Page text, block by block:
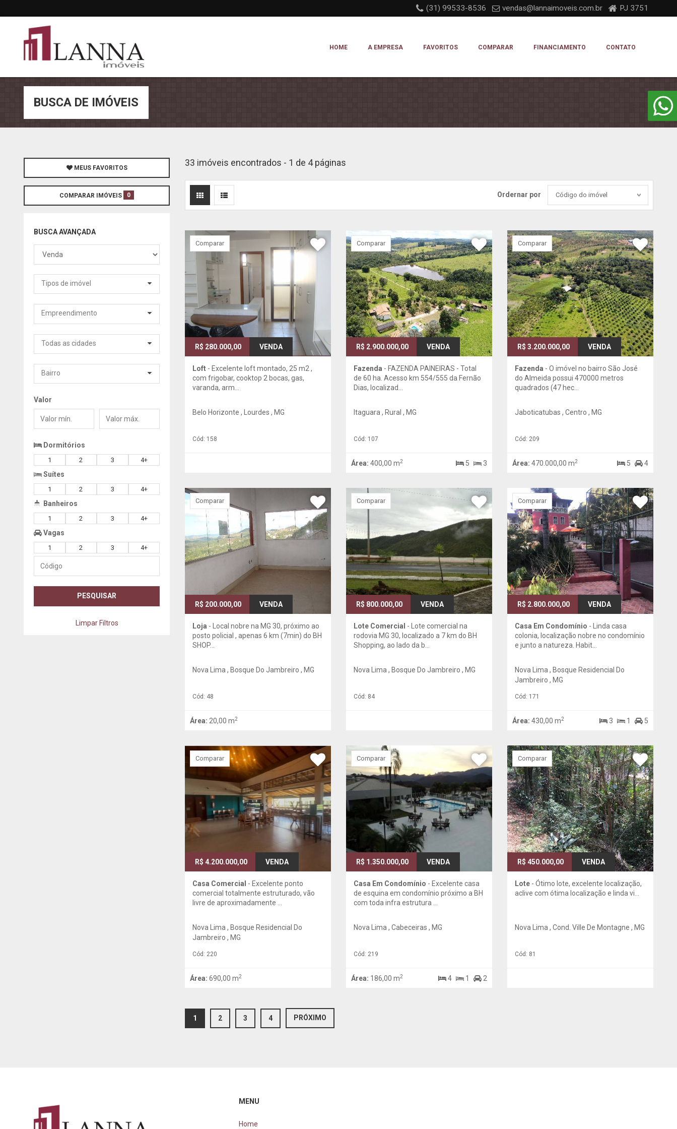
(31) 99533-8536 vendas@lannaimoveis.com.br PJ 3751
HOME A EMPRESA FAVORITOS COMPARAR FINANCIAMENTO CONTATO
BUSCA DE IMÓVEIS
33 imóveis encontrados - 1 de 4 páginas
Ordernar por Código do imóvel
R$ 280.000,00 VENDA
Comparar
Loft - Excelente loft montado, 25 m2 ,
com frigobar, cooktop 2 bocas, gas,
varanda, arm...
Belo Horizonte , Lourdes , MG
Cód: 158
R$ 2.900.000,00 VENDA
Comparar
Fazenda - FAZENDA PAINEIRAS - Total
de 60 ha. Acesso km 554/555 da Fernão
Dias, localizad...
Itaguara , Rural , MG
Cód: 107
Área: 400,00 m2 5 3
R$ 3.200.000,00 VENDA
Comparar
Fazenda - O imóvel no bairro São José
do Almeida possui 470000 metros
quadrados (47 hec...
Jaboticatubas , Centro , MG
Cód: 209
Área: 470.000,00 m2 5 4
R$ 200.000,00 VENDA
Comparar
Loja - Local nobre na MG 30, próximo ao
posto policial , apenas 6 km (7min) do BH
SHOP...
Nova Lima , Bosque Do Jambreiro , MG
Cód: 48
Área: 20,00 m2
R$ 800.000,00 VENDA
Comparar
Lote Comercial - Lote comercial na
rodovia MG 30, localizado a 7 km do BH
Shopping, ao lado da b...
Nova Lima , Bosque Do Jambreiro , MG
Cód: 84
R$ 2.800.000,00 VENDA
Comparar
Casa Em Condomínio - Linda casa
colonia, localização nobre no condomínio
e junto a natureza. Habit...
Nova Lima , Bosque Residencial Do
Jambreiro , MG
Cód: 171
Área: 430,00 m2 3 1 5
R$ 4.200.000,00 VENDA
Comparar
Casa Comercial - Excelente ponto
comercial totalmente estruturado, vão
livre de aproximadamente ...
Nova Lima , Bosque Residencial Do
Jambreiro , MG
Cód: 220
Área: 690,00 m2
R$ 1.350.000,00 VENDA
Comparar
Casa Em Condomínio - Excelente casa
de esquina em condomínio próximo a BH
com toda infra estrutura ...
Nova Lima , Cabeceiras , MG
Cód: 219
Área: 186,00 m2 4 1 2
R$ 450.000,00 VENDA
Comparar
Lote- Ótimo lote, excelente localização,
aclive com ótima localização e linda vi...
Nova Lima , Cond. Ville De Montagne , MG
Cód: 81
1 (current)
2 3 4 PRÓXIMO
MEUS FAVORITOS
COMPARAR IMÓVEIS 0
BUSCA AVANÇADA
Tipos de imóvel
Empreendimento
Todas as cidades
Bairro
Valor
Valor
mín.
Valor
máx.
Dormitórios
1 2 3 4+
Suítes
1 2 3 4+
Banheiros
1 2 3 4+
Vagas
1 2 3 4+
Código
PESQUISAR
Limpar Filtros
MENU
Home